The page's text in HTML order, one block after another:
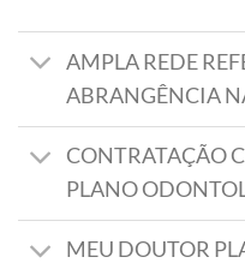
AMPLA REDE
ABRANGÊNCIA
CONTRATAÇÃO
PLANO
MEU DOUTOR